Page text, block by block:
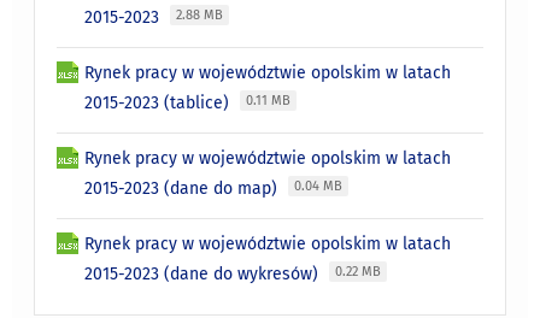
2015-2023
2.88 MB
Rynek pracy w województwie opolskim w latach
2015-2023 (tablice)
0.11 MB
Rynek pracy w województwie opolskim w latach
2015-2023 (dane do map)
0.04 MB
Rynek pracy w województwie opolskim w latach
2015-2023 (dane do wykresów)
0.22 MB